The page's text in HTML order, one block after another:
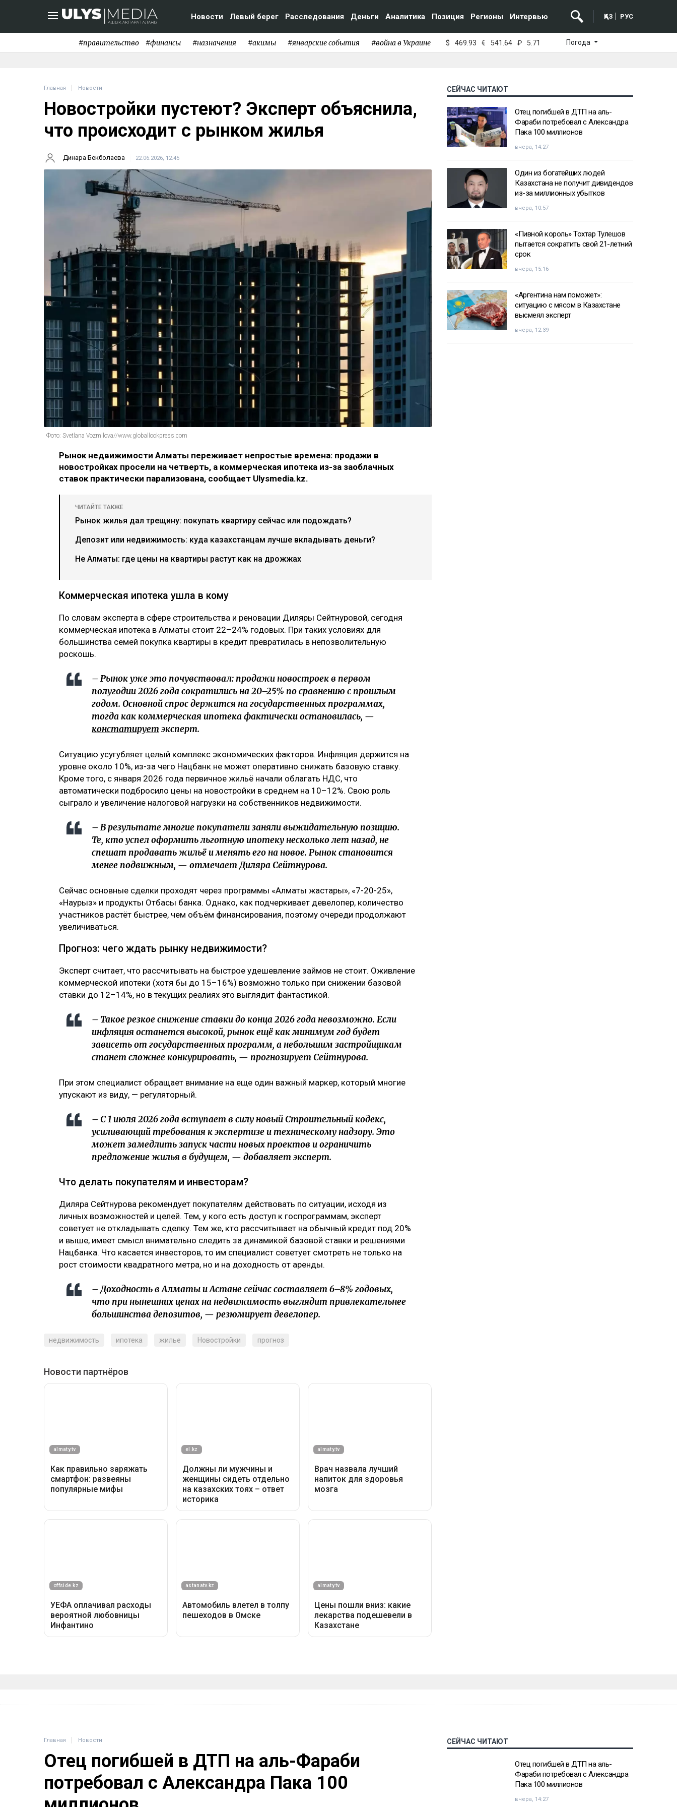
Новости Левый берег Расследования Деньги Аналитика Позиция Регионы Интервью ҚАЗ РУС
#правительство #финансы #назначения #акимы #январские события #война в Украине $ 469.93 € 541.64 ₽ 5.71 Погода
Главная Новости
Новостройки пустеют? Эксперт объяснила,
что происходит с рынком жилья
Динара Бекболаева 22.06.2026, 12:45
Фото: Svetlana Vozmilova//www.globallookpress.com
Рынок недвижимости Алматы переживает непростые времена: продажи в
новостройках просели на четверть, а коммерческая ипотека из-за заоблачных
ставок практически парализована, сообщает Ulysmedia.kz.
ЧИТАЙТЕ ТАКЖЕ
Рынок жилья дал трещину: покупать квартиру сейчас или подождать?
Депозит или недвижимость: куда казахстанцам лучше вкладывать деньги?
Не Алматы: где цены на квартиры растут как на дрожжах
Коммерческая ипотека ушла в кому
По словам эксперта в сфере строительства и реновации Диляры Сейтнуровой, сегодня
коммерческая ипотека в Алматы стоит 22–24% годовых. При таких условиях для
большинства семей покупка квартиры в кредит превратилась в непозволительную
роскошь.
– Рынок уже это почувствовал: продажи новостроек в первом
полугодии 2026 года сократились на 20–25% по сравнению с прошлым
годом. Основной спрос держится на государственных программах,
тогда как коммерческая ипотека фактически остановилась, —
констатируетэксперт.
Ситуацию усугубляет целый комплекс экономических факторов. Инфляция держится на
уровне около 10%, из-за чего Нацбанк не может оперативно снижать базовую ставку.
Кроме того, с января 2026 года первичное жильё начали облагать НДС, что
автоматически подбросило цены на новостройки в среднем на 10–12%. Свою роль
сыграло и увеличение налоговой нагрузки на собственников недвижимости.
– В результате многие покупатели заняли выжидательную позицию.
Те, кто успел оформить льготную ипотеку несколько лет назад, не
спешат продавать жильё и менять его на новое. Рынок становится
менее подвижным, — отмечает Диляра Сейтнурова.
Сейчас основные сделки проходят через программы «Алматы жастары», «7-20-25»,
«Наурыз» и продукты Отбасы банка. Однако, как подчеркивает девелопер, количество
участников растёт быстрее, чем объём финансирования, поэтому очереди продолжают
увеличиваться.
Прогноз: чего ждать рынку недвижимости?
Эксперт считает, что рассчитывать на быстрое удешевление займов не стоит. Оживление
коммерческой ипотеки (хотя бы до 15–16%) возможно только при снижении базовой
ставки до 12–14%, но в текущих реалиях это выглядит фантастикой.
– Такое резкое снижение ставки до конца 2026 года невозможно. Если
инфляция останется высокой, рынок ещё как минимум год будет
зависеть от государственных программ, а небольшим застройщикам
станет сложнее конкурировать, — прогнозирует Сейтнурова.
При этом специалист обращает внимание на еще один важный маркер, который многие
упускают из виду, — регуляторный.
– С 1 июля 2026 года вступает в силу новый Строительный кодекс,
усиливающий требования к экспертизе и техническому надзору. Это
может замедлить запуск части новых проектов и ограничить
предложение жилья в будущем, — добавляет эксперт.
Что делать покупателям и инвесторам?
Диляра Сейтнурова рекомендует покупателям действовать по ситуации, исходя из
личных возможностей и целей. Тем, у кого есть доступ к госпрограммам, эксперт
советует не откладывать сделку. Тем же, кто рассчитывает на обычный кредит под 20%
и выше, имеет смысл внимательно следить за динамикой базовой ставки и решениями
Нацбанка. Что касается инвесторов, то им специалист советует смотреть не только на
рост стоимости квадратного метра, но и на доходность от аренды.
– Доходность в Алматы и Астане сейчас составляет 6–8% годовых,
что при нынешних ценах на недвижимость выглядит привлекательнее
большинства депозитов, — резюмирует девелопер.
недвижимость ипотека жилье Новостройки прогноз
СЕЙЧАС ЧИТАЮТ
Отец погибшей в ДТП на аль-
Фараби потребовал с Александра
Пака 100 миллионов
вчера, 14:27
Один из богатейших людей
Казахстана не получит дивидендов
из-за миллионных убытков
вчера, 10:57
«Пивной король» Тохтар Тулешов
пытается сократить свой 21-летний
срок
вчера, 15:16
«Аргентина нам поможет»:
ситуацию с мясом в Казахстане
высмеял эксперт
вчера, 12:39
Главная Новости
Отец погибшей в ДТП на аль-Фараби
потребовал с Александра Пака 100
СЕЙЧАС ЧИТАЮТ
Отец погибшей в ДТП на аль-
Фараби потребовал с Александра
Пака 100 миллионов
вчера, 14:27